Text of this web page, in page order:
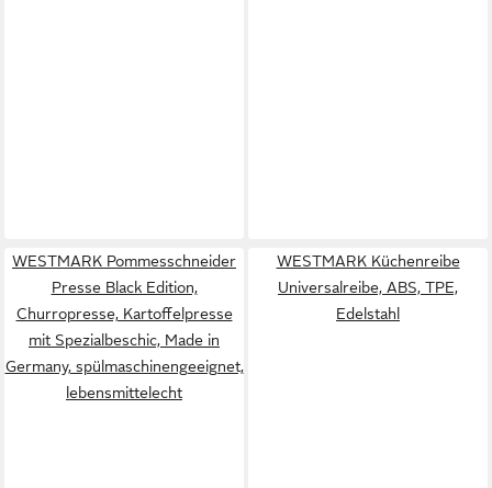
WESTMARK Pommesschneider
Presse Black Edition,
Churropresse, Kartoffelpresse
mit Spezialbeschic, Made in
Germany, spülmaschinengeeignet,
lebensmittelecht
WESTMARK Küchenreibe
Universalreibe, ABS, TPE,
Edelstahl